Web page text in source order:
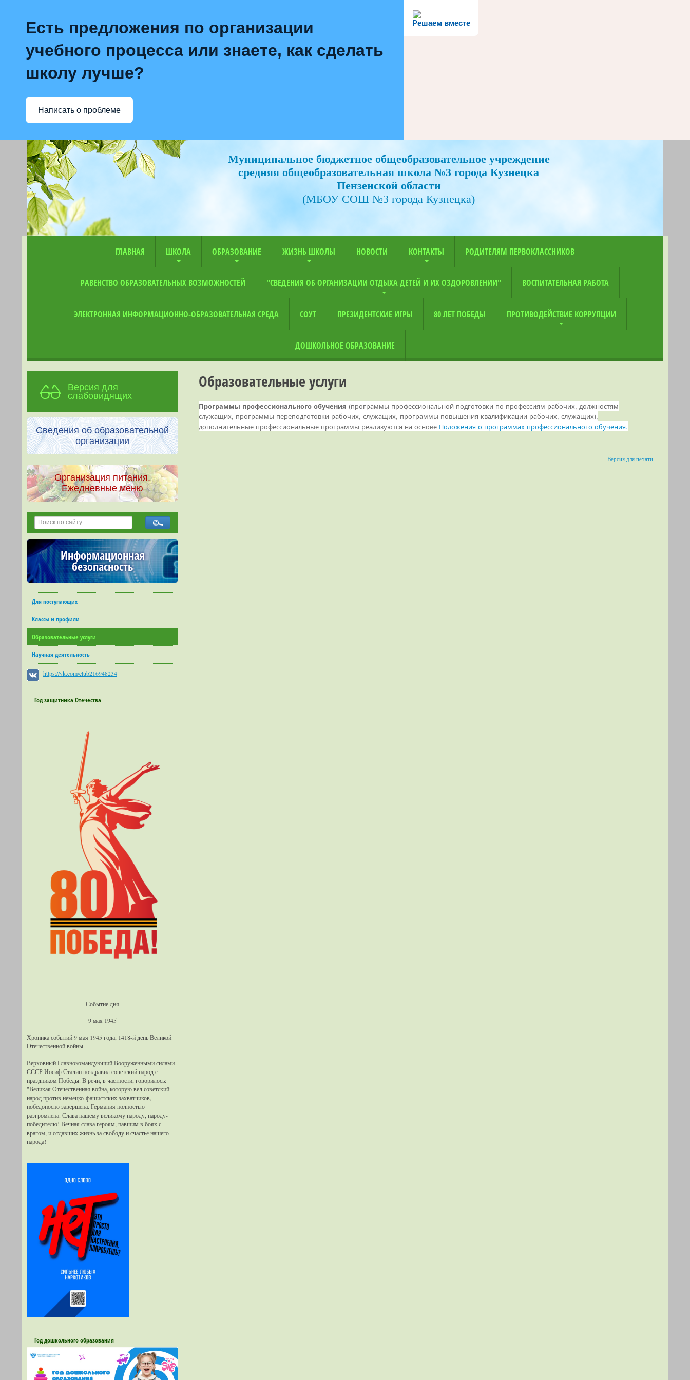
Решаем вместе
Есть предложения по организации
учебного процесса или знаете, как сделать
школу лучше?
Написать о проблеме
Муниципальное бюджетное общеобразовательное учреждение
средняя общеобразовательная школа №3 города Кузнецка
Пензенской области
(МБОУ СОШ №3 города Кузнецка)
ГЛАВНАЯ ШКОЛА ОБРАЗОВАНИЕ ЖИЗНЬ ШКОЛЫ НОВОСТИ КОНТАКТЫ РОДИТЕЛЯМ ПЕРВОКЛАССНИКОВ
РАВЕНСТВО ОБРАЗОВАТЕЛЬНЫХ ВОЗМОЖНОСТЕЙ "СВЕДЕНИЯ ОБ ОРГАНИЗАЦИИ ОТДЫХА ДЕТЕЙ И ИХ ОЗДОРОВЛЕНИИ" ВОСПИТАТЕЛЬНАЯ РАБОТА
ЭЛЕКТРОННАЯ ИНФОРМАЦИОННО-ОБРАЗОВАТЕЛЬНАЯ СРЕДА СОУТ ПРЕЗИДЕНТСКИЕ ИГРЫ 80 ЛЕТ ПОБЕДЫ ПРОТИВОДЕЙСТВИЕ КОРРУПЦИИ
ДОШКОЛЬНОЕ ОБРАЗОВАНИЕ
Версия для
слабовидящих
Сведения об образовательной
организации
Организация питания.
Ежедневные меню
Информационная
безопасность
Для поступающих
Классы и профили
Образовательные услуги
Научная деятельность
https://vk.com/club216948234
Год защитника Отечества
Событие дня
9 мая 1945
Хроника событий 9 мая 1945 года, 1418-й день Великой
Отечественной войны
Верховный Главнокомандующий Вооруженными силами
СССР Иосиф Сталин поздравил советский народ с
праздником Победы. В речи, в частности, говорилось:
"Великая Отечественная война, которую вел советский
народ против немецко-фашистских захватчиков,
победоносно завершена. Германия полностью
разгромлена. Слава нашему великому народу, народу-
победителю! Вечная слава героям, павшим в боях с
врагом, и отдавших жизнь за свободу и счастье нашего
народа!"
Год дошкольного образования
Образовательные услуги
Программы профессионального обучения (программы профессиональной подготовки по профессиям рабочих, должностям
служащих, программы переподготовки рабочих, служащих, программы повышения квалификации рабочих, служащих),
дополнительные профессиональные программы реализуются на основе Положения о программах профессионального обучения.
Версия для печати